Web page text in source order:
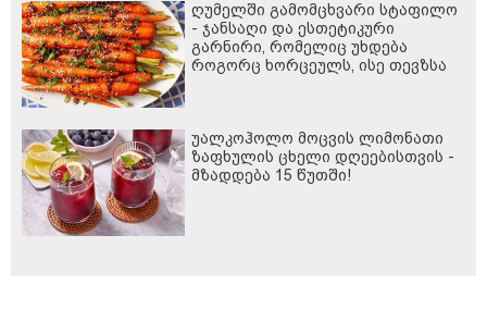
ღუმელში გამომცხვარი სტაფილო
- ჯანსაღი და ესთეტიკური
გარნირი, რომელიც უხდება
როგორც ხორცეულს, ისე თევზსა
უალკოჰოლო მოცვის ლიმონათი
ზაფხულის ცხელი დღეებისთვის -
მზადდება 15 წუთში!